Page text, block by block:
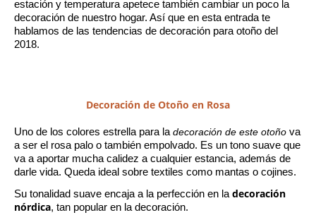
estación y temperatura apetece también cambiar un poco la
decoración de nuestro hogar. Así que en esta entrada te
hablamos de las tendencias de decoración para otoño del
2018.
Decoración de Otoño en Rosa
Uno de los colores estrella para la decoración de este otoño va
a ser el rosa palo o también empolvado. Es un tono suave que
va a aportar mucha calidez a cualquier estancia, además de
darle vida. Queda ideal sobre textiles como mantas o cojines.
Su tonalidad suave encaja a la perfección en la decoración
nórdica, tan popular en la decoración.